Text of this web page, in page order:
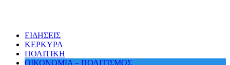
ΕΙΔΗΣΕΙΣ
ΚΕΡΚΥΡΑ
ΠΟΛΙΤΙΚΗ
ΟΙΚΟΝΟΜΙΑ – ΠΟΛΙΤΙΣΜΟΣ